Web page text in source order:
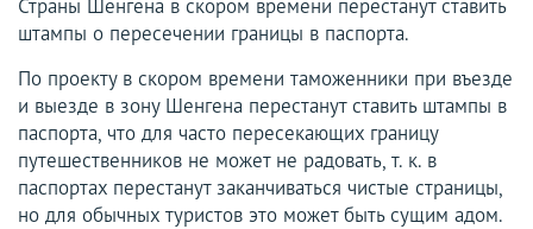
Страны Шенгена в скором времени перестанут ставить
штампы о пересечении границы в паспорта.
По проекту в скором времени таможенники при въезде
и выезде в зону Шенгена перестанут ставить штампы в
паспорта, что для часто пересекающих границу
путешественников не может не радовать, т. к. в
паспортах перестанут заканчиваться чистые страницы,
но для обычных туристов это может быть сущим адом.